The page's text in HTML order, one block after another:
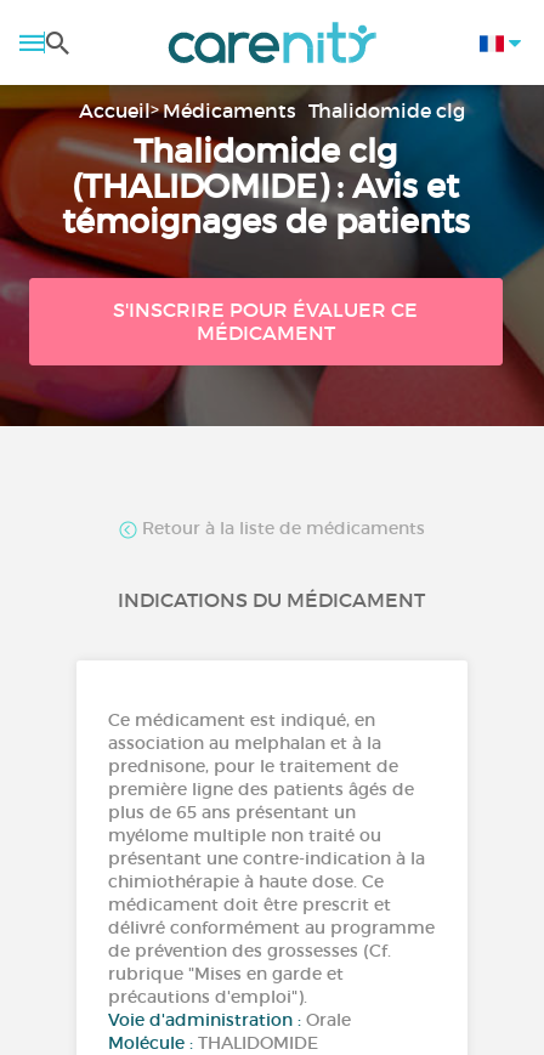
Accueil Médicaments Thalidomide clg
Thalidomide clg
(THALIDOMIDE) : Avis et
témoignages de patients
S'INSCRIRE POUR ÉVALUER CE
MÉDICAMENT
Retour à la liste de médicaments
INDICATIONS DU MÉDICAMENT
Ce médicament est indiqué, en
association au melphalan et à la
prednisone, pour le traitement de
première ligne des patients âgés de
plus de 65 ans présentant un
myélome multiple non traité ou
présentant une contre-indication à la
chimiothérapie à haute dose. Ce
médicament doit être prescrit et
délivré conformément au programme
de prévention des grossesses (Cf.
rubrique "Mises en garde et
précautions d'emploi").
Voie d'administration :Orale
Molécule :THALIDOMIDE